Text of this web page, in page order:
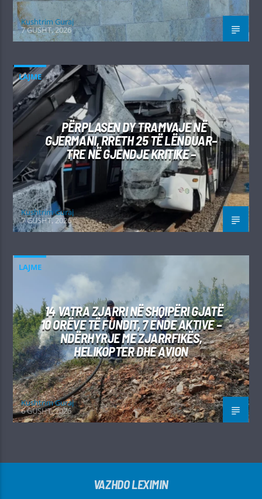
Kushtrim Guraj
7 GUSHT, 2026
LAJME
PËRPLASEN DY TRAMVAJE NË
GJERMANI, RRETH 25 TË LËNDUAR–
TRE NË GJENDJE KRITIKE –
Kushtrim Guraj
7 GUSHT, 2026
LAJME
14 VATRA ZJARRI NË SHQIPËRI GJATË
10 ORËVE TË FUNDIT, 7 ENDE AKTIVE –
NDËRHYRJE ME ZJARRFIKËS,
HELIKOPTER DHE AVION
Kushtrim Guraj
6 GUSHT, 2026
VAZHDO LEXIMIN